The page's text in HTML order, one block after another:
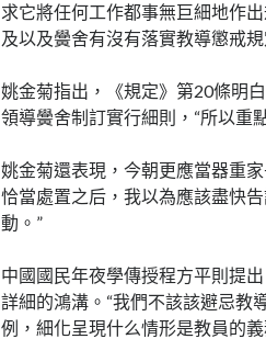
求它將任何工作都事無巨細地作
及以及黌舍有沒有落實教導懲戒
姚金菊指出，《規定》第20條明
領導黌舍制訂實行細則，“所以重
姚金菊還表現，今朝更應當器重
恰當處置之后，我以為應該盡快
動。”
中國國民年夜學傳授程方平則提
詳細的鴻溝。“我們不該該避忌教
例，細化呈現什么情形是教員的